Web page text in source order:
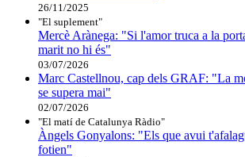
26/11/2025
"El suplement"
Mercè Arànega: "Si l'amor truca a la
marit no hi és"
03/07/2026
Marc Castellnou, cap dels GRAF: "La
se supera mai"
02/07/2026
"El matí de Catalunya Ràdio"
Àngels Gonyalons: "Els que avui
fotien"